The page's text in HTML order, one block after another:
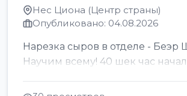
Нес Циона (Центр страны)
Опубликовано: 04.08.2026
Нарезка сыров в отделе - Беэр
Научим всему! 40 шек час